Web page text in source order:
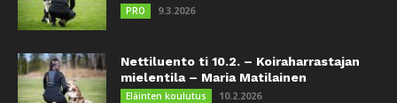
PRO 9.3.2026
Nettiluento ti 10.2. – Koiraharrastajan
mielentila – Maria Matilainen
Eläinten koulutus 10.2.2026